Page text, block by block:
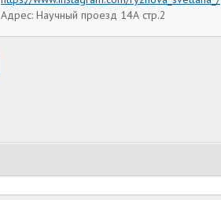
Адрес: Научный проезд 14А стр.2